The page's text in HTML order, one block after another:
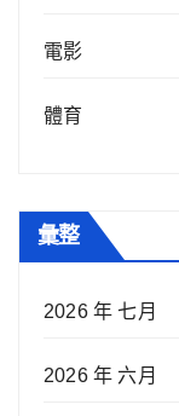
電影
體育
彙整
2026 年 七月
2026 年 六月